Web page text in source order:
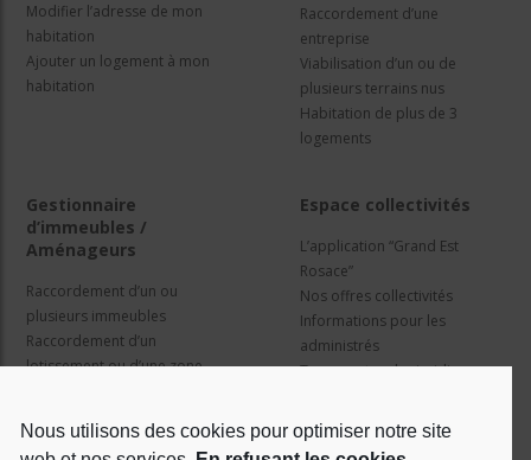
Nous utilisons des cookies pour optimiser notre site
Modifier l’adresse de mon
habitation
Ajouter un logement à mon
habitation
Raccordement d’une
entreprise
Viabilisation d’un ou de
plusieurs terrains nus
Habitation de plus de 3
logements
Gestionnaire
d’immeubles /
Aménageurs
Raccordement d’un ou
plusieurs immeubles
Raccordement d’un
lotissement ou d’une zone
Espace collectivités
L’application “Grand Est
Rosace”
Nos offres collectivités
Informations pour les
administrés
Travaux et cadre juridique